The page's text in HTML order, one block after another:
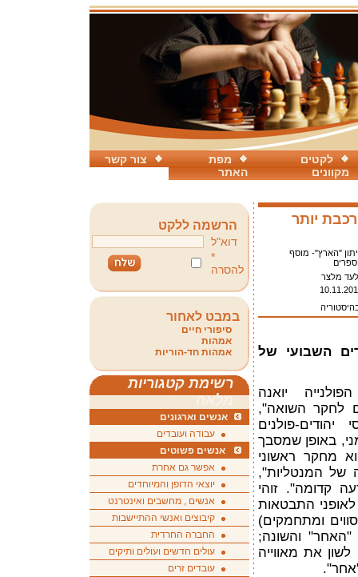
צור קשר
מפת
האתר
לקטים
מקוונים
יותר
"הארץ"- מוסף
מלצר
השבועי של
יואנה
לחקר השואה",
פולנים
באופן שמסבך
מחקר ראשוני
של המנטליות",
קדומה". זוהי
התבטאות
ומתחמקים)
והשונה;
את מאווייה
הרשמה ללקט
דוא"ל
*
להסרה
במבט לאחור
סיפורי חיים
אמהות
אמהות חד-הוריות
רשימת קטגוריות
מלאה
אנשים וארגונים
עבודה ועובדים
אנשים פשוטים
אפשר גם אחרת
יוצאי הדופן והמיוחדים
אנשים , מחשבים ואינטרנט
קיבוצים ואנשי ההתיישבות
החברה החרדית
עולים חדשים ועולים ותיקים
עובדים זרים